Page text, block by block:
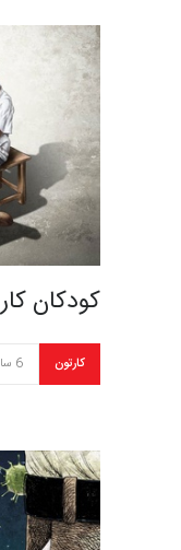
کودکان کار
کارتون 6 سال قبل